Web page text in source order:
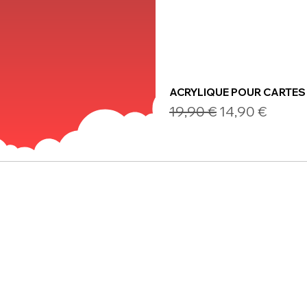
ACRYLIQUE POUR
Prix original
19,90 € Prix
14,90 €